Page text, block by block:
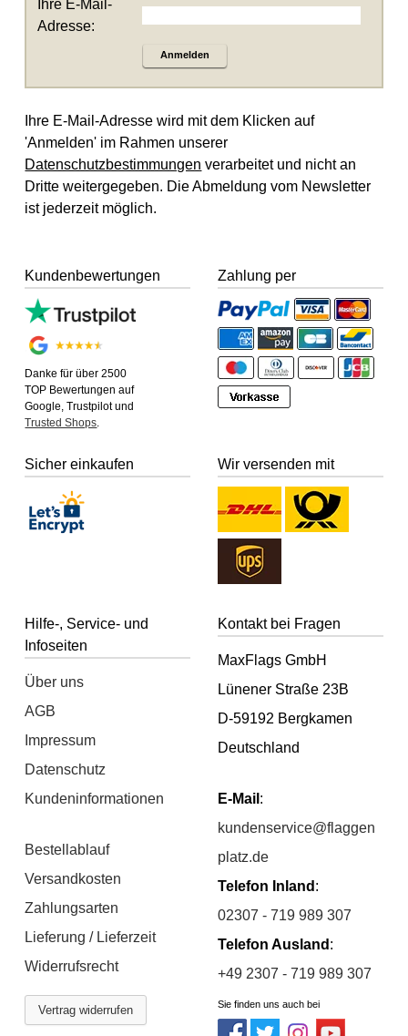
Ihre E-Mail-
Adresse:
Anmelden
Ihre E-Mail-Adresse wird mit dem Klicken auf
'Anmelden' im Rahmen unserer
Datenschutzbestimmungen verarbeitet und nicht an
Dritte weitergegeben. Die Abmeldung vom Newsletter
ist jederzeit möglich.
Kundenbewertungen
Danke für über 2500
TOP Bewertungen auf
Google, Trustpilot und
Trusted Shops.
Zahlung per
Sicher einkaufen Wir versenden mit
Hilfe-, Service- und
Infoseiten
Über uns
AGB
Impressum
Datenschutz
Kundeninformationen
Bestellablauf
Versandkosten
Zahlungsarten
Lieferung / Lieferzeit
Widerrufsrecht
Vertrag widerrufen
Kontakt bei Fragen
MaxFlags GmbH
Lünener Straße 23B
D-59192 Bergkamen
Deutschland
E-Mail :
kundenservice@flaggen
platz.de
Telefon Inland :
02307 - 719 989 307
Telefon Ausland :
+49 2307 - 719 989 307
Sie finden uns auch bei